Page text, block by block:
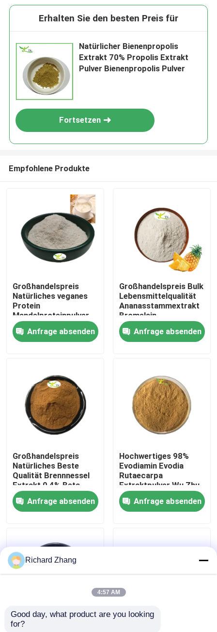
Produkte
Über uns
Qualitätskontrolle
Kontakt mit uns
Pflanzenextraktpulver
Supernahrungsmittelpulver
Kosmetische Rohstoffe
Erhalten Sie den besten Preis für
Natürlicher Bienenpropolis
Extrakt 70% Propolis Extrakt
Pulver Bienenpropolis Pulver
Fortsetzen
Empfohlene Produkte
Großhandelspreis
Natürliches veganes
Protein
Mandelproteinpulver
40 % 50 % 60 %
Anfrage absenden
Großhandelspreis Bulk
Lebensmittelqualität
Ananasstammextrakt
Bromelain-
Enzympulver
1200/2400 GDU
Anfrage absenden
Großhandelspreis
Natürliches Beste
Qualität Brennnessel
Extrakt 0,4% Beta-
Sitosterol Pulver
Anfrage absenden
Hochwertiges 98%
Evodiamin Evodia
Rutaecarpa
Extraktpulver Wu Zhu
Yu Extraktpulver
Anfrage absenden
Großhandelspreis
Richard Zhang
4:57 AM
Good day, what product are you looking
for?